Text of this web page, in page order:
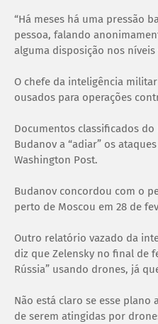
“Há meses há uma pressão
pessoa, falando
alguma disposição nos
O chefe da inteligência
ousados para operações
Documentos classificados
Budanov a “adiar” os
Washington Post.
Budanov concordou com o
perto de Moscou em 28 de
Outro relatório vazado da
diz que Zelensky no final de
Rússia” usando drones, já
Não está claro se esse plano
de serem atingidas por